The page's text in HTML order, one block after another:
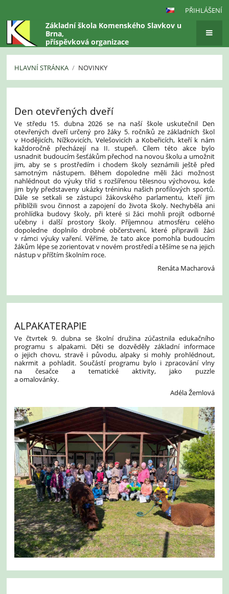
PŘIHLÁŠENÍ
Základní škola Komenského Slavkov u
Brna,
příspěvková organizace
HLAVNÍ STRÁNKA / NOVINKY
Den otevřených dveří
Ve středu 15. dubna 2026 se na naší škole uskutečnil Den
otevřených dveří určený pro žáky 5. ročníků ze základních škol
v Hodějicích, Nížkovicích, Velešovicích a Kobeřicích, kteří k nám
každoročně přecházejí na II. stupeň. Cílem této akce bylo
usnadnit budoucím šesťákům přechod na novou školu a umožnit
jim, aby se s prostředím i chodem školy seznámili ještě před
samotným nástupem. Během dopoledne měli žáci možnost
nahlédnout do výuky tříd s rozšířenou tělesnou výchovou, kde
jim byly představeny ukázky tréninku našich profilových sportů.
Dále se setkali se zástupci žákovského parlamentu, kteří jim
přiblížili svou činnost a zapojení do života školy. Nechyběla ani
prohlídka budovy školy, při které si žáci mohli projít odborné
učebny i další prostory školy. Příjemnou atmosféru celého
dopoledne doplnilo drobné občerstvení, které připravili žáci
v rámci výuky vaření. Věříme, že tato akce pomohla budoucím
žákům lépe se zorientovat v novém prostředí a těšíme se na jejich
nástup v příštím školním roce.
Renáta Macharová
ALPAKATERAPIE
Ve čtvrtek 9. dubna se školní družina zúčastnila edukačního
programu s alpakami. Děti se dozvěděly základní informace
o jejich chovu, stravě i původu, alpaky si mohly prohlédnout,
nakrmit a pohladit. Součástí programu bylo i zpracování vlny
na česačce a tematické aktivity, jako puzzle
a omalovánky.
Adéla Žemlová